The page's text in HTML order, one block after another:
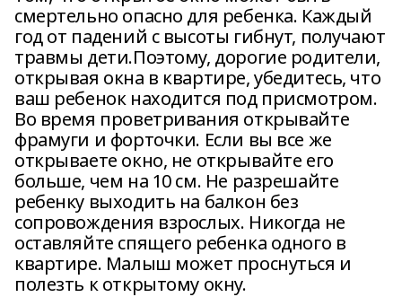
смертельно опасно для ребенка. Каждый
год от падений с высоты гибнут, получают
травмы дети.Поэтому, дорогие родители,
открывая окна в квартире, убедитесь, что
ваш ребенок находится под присмотром.
Во время проветривания открывайте
фрамуги и форточки. Если вы все же
открываете окно, не открывайте его
больше, чем на 10 см. Не разрешайте
ребенку выходить на балкон без
сопровождения взрослых. Никогда не
оставляйте спящего ребенка одного в
квартире. Малыш может проснуться и
полезть к открытому окну.